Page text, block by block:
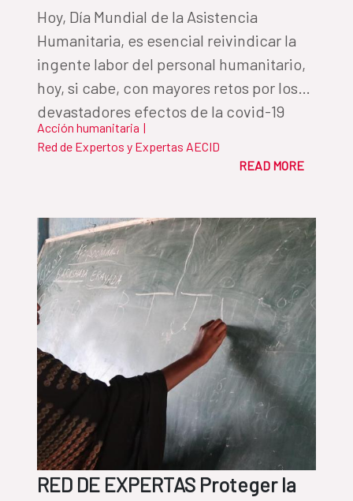
Hoy, Día Mundial de la Asistencia
Humanitaria, es esencial reivindicar la
ingente labor del personal humanitario,
hoy, si cabe, con mayores retos por los
devastadores efectos de la covid-19
Acción humanitaria |
Red de Expertos y Expertas AECID
READ MORE
RED DE EXPERTAS Proteger la